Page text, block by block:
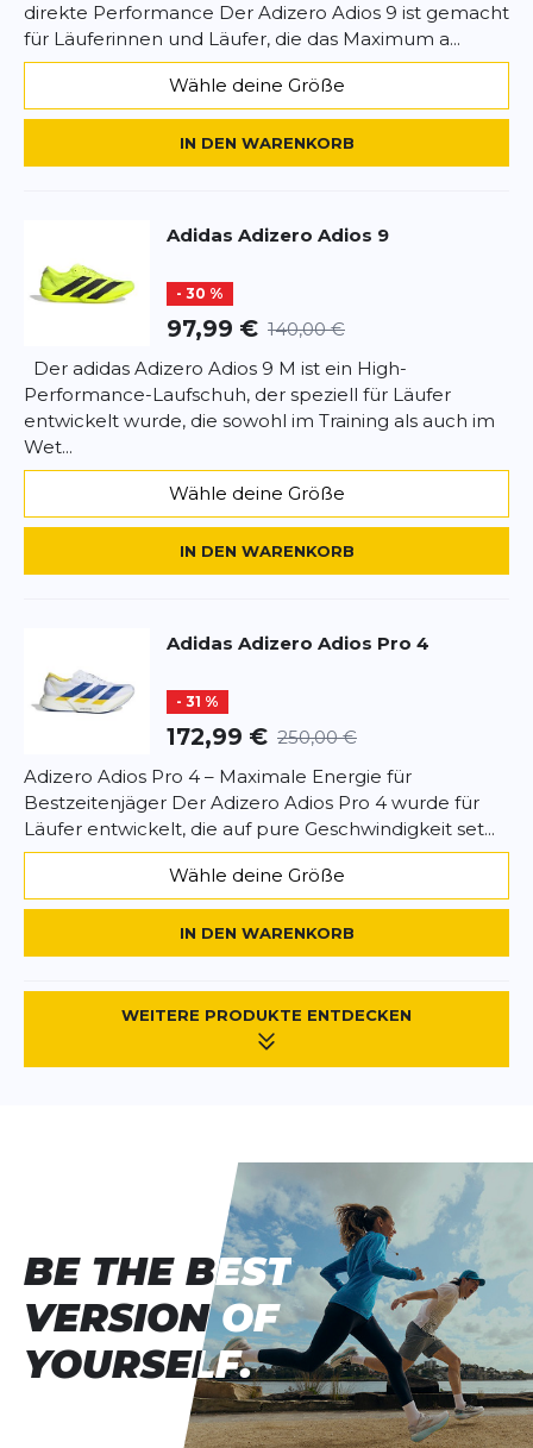
was man für Tempointervalle, Wettkämpfe oder
schnelle Einheiten braucht. Der Energyrods-
Schaum gibt ordentlich Vortrieb, ohne zu hart zu
Für mich ein echtes Upgrade – meine alten
Laufschuhe fühlen sich dagegen wie Hausschuhe
an.
SCHREIBE EINE BEWERTUNG
Adizero Adios 9
Deine Bewertung:
Produktbewertung
Vorname
Überschrift
Rezension
*Pflichtfelder
BEWERTUNG HINZUFÜGEN
Datenschutzbestimmungen undNutzungsbedingungen
direkte Performance Der Adizero Adios 9 ist gemacht
für Läuferinnen und Läufer, die das Maximum a...
Wähle deine Größe
IN DEN WARENKORB
Adidas Adizero Adios 9
- 30 %
97,99 € 140,00 €
Der adidas Adizero Adios 9 M ist ein High-
Performance-Laufschuh, der speziell für Läufer
entwickelt wurde, die sowohl im Training als auch im
Wet...
Wähle deine Größe
IN DEN WARENKORB
Adidas Adizero Adios Pro 4
- 31 %
172,99 € 250,00 €
Adizero Adios Pro 4 – Maximale Energie für
Bestzeitenjäger Der Adizero Adios Pro 4 wurde für
Läufer entwickelt, die auf pure Geschwindigkeit set...
Wähle deine Größe
IN DEN WARENKORB
WEITERE PRODUKTE ENTDECKEN
BE THE BEST
VERSION OF
YOURSELF.
BE THE BEST
VERSION OF
YOURSELF.